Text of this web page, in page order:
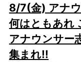
8/7(金) アナ
何はともあれ
アナウンサー
集まれ!!